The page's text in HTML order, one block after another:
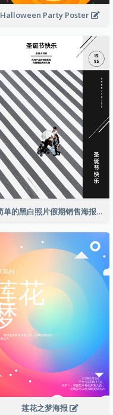
Halloween Party Poster
简单的黑白照片假期销售海报
莲花之梦海报